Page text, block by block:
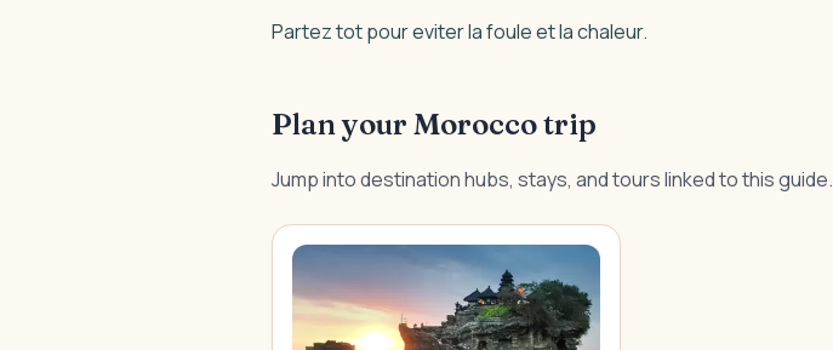
Partez tot pour eviter la foule et la chaleur.
Plan your Morocco trip
Jump into destination hubs, stays, and tours linked to this guide.